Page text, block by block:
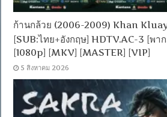
ก้านกล้วย (2006-2009) Khan
[SUB:ไทย+อังกฤษ] HDTV.AC-3 [พา
[1080p] [MKV] [MASTER] [VIP]
5 สิงหาคม 2026